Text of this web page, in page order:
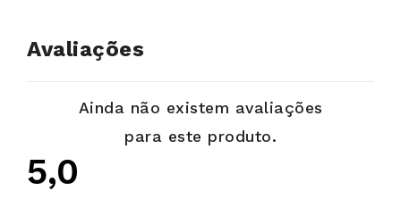
Avaliações
Ainda não existem avaliações
para este produto.
5,0